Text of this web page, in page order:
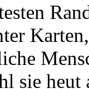
sie heut